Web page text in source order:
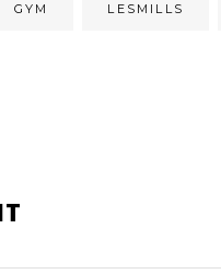
GYM LESMILLS